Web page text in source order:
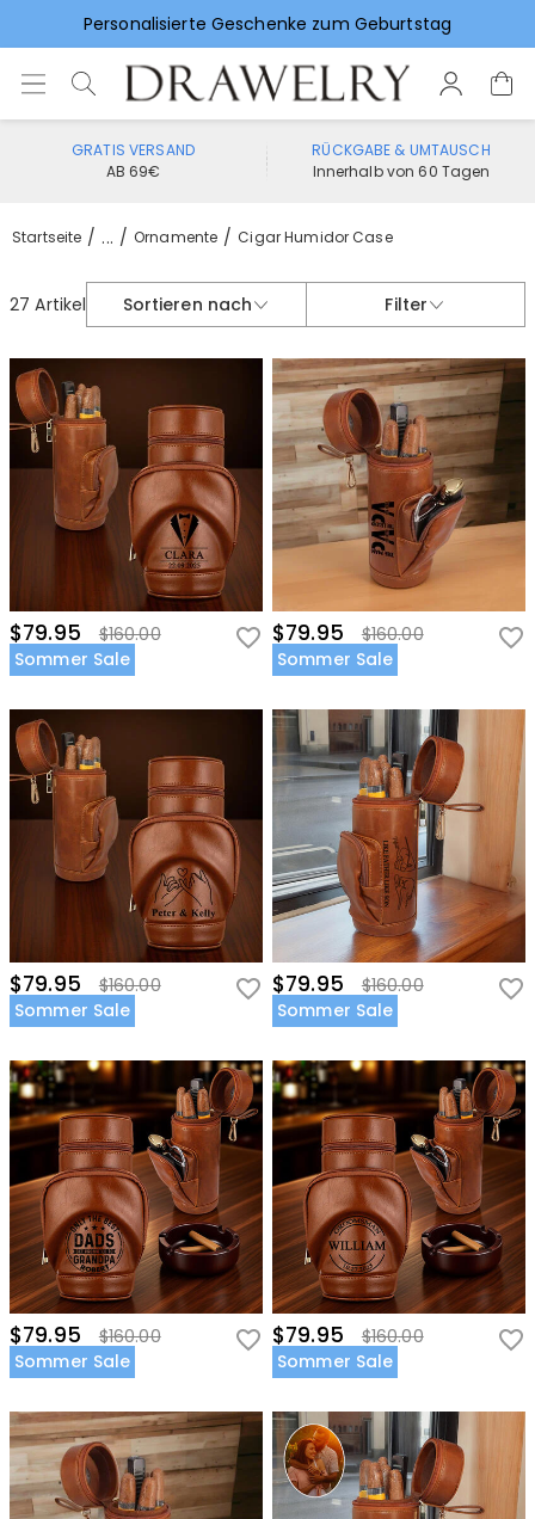
Vorlieben für Hochzeitsgeschenke
GRATIS VERSAND
AB 69€
RÜCKGABE & UMTAUSCH
Innerhalb von 60 Tagen
Startseite ... Ornamente Cigar Humidor Case
27 Artikel Sortieren nach Filter
$79.95
$160.00
Sommer Sale
$79.95
$160.00
Sommer Sale
$79.95
$160.00
Sommer Sale
$79.95
$160.00
Sommer Sale
$79.95
$160.00
Sommer Sale
$79.95
$160.00
Sommer Sale